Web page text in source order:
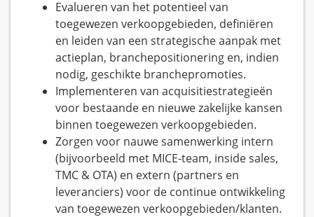
Evalueren van het potentieel van
toegewezen verkoopgebieden, definiëren
en leiden van een strategische aanpak met
actieplan, branchepositionering en, indien
nodig, geschikte branchepromoties.
Implementeren van acquisitiestrategieën
voor bestaande en nieuwe zakelijke kansen
binnen toegewezen verkoopgebieden.
Zorgen voor nauwe samenwerking intern
(bijvoorbeeld met MICE-team, inside sales,
TMC & OTA) en extern (partners en
leveranciers) voor de continue ontwikkeling
van toegewezen verkoopgebieden/klanten.